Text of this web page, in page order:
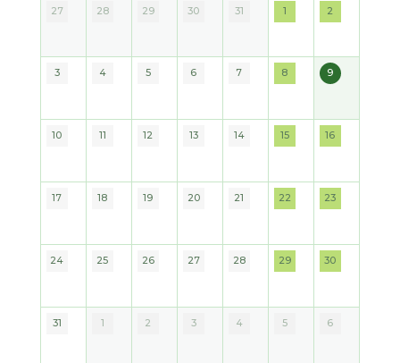
27 28 29 30 31 1
2026
2
2026
3 4 5 6 7 8
2026
9
2026
10 11 12 13 14 15
2026
16
2026
17 18 19 20 21 22
2026
23
2026
24 25 26 27 28 29
2026
30
2026
31 1 2 3 4 5 6